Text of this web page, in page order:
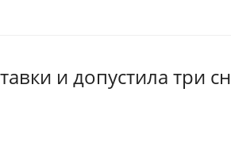
и допустила три